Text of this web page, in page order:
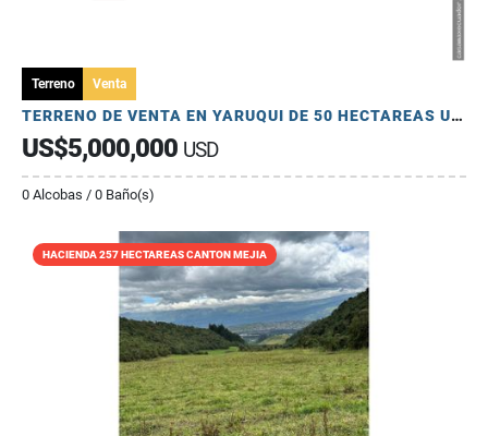
Terreno Venta
TERRENO DE VENTA EN YARUQUI DE 50 HECTAREAS UTILES
US$5,000,000 USD
0 Alcobas / 0 Baño(s)
HACIENDA 257 HECTAREAS CANTON MEJIA